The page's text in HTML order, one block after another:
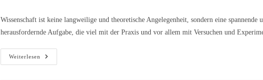
Wissenschaft ist keine langweilige und theoretische Angelegenheit, sondern eine spannende
herausfordernde Aufgabe, die viel mit der Praxis und vor allem mit Versuchen und
Weiterlesen
Wissenschaft
Macht